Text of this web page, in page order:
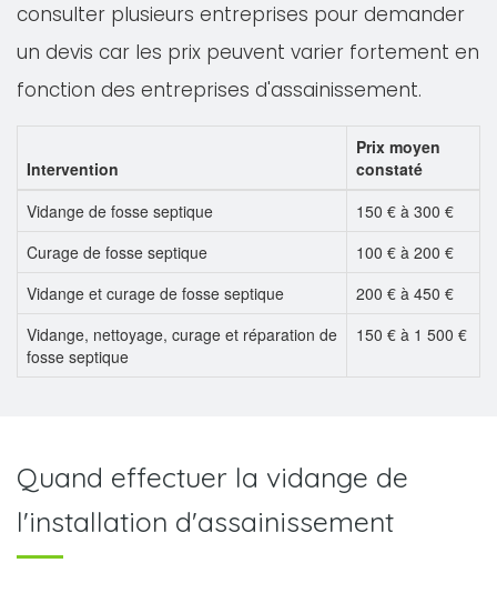
consulter plusieurs entreprises pour demander
un devis car les prix peuvent varier fortement en
fonction des entreprises d'assainissement.
Intervention
Prix moyen
constaté
Vidange de fosse septique
150 € à 300 €
Curage de fosse septique
100 € à 200 €
Vidange et curage de fosse septique
200 € à 450 €
Vidange, nettoyage, curage et réparation de
fosse septique
150 € à 1 500 €
Quand effectuer la vidange de
l'installation d'assainissement